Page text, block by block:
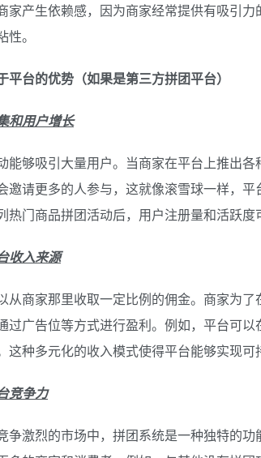
家产生依赖感，因为商家经常提供有吸引
性。
平台的优势（如果是第三方拼团平台）
和用户增长
能够吸引大量用户。当商家在平台上推出
邀请更多的人参与，这就像滚雪球一样，
热门商品拼团活动后，用户注册量和活跃
收入来源
从商家那里收取一定比例的佣金。商家为
过广告位等方式进行盈利。例如，平台可
这种多元化的收入模式使得平台能够实现可
竞争力
争激烈的市场中，拼团系统是一种独特的